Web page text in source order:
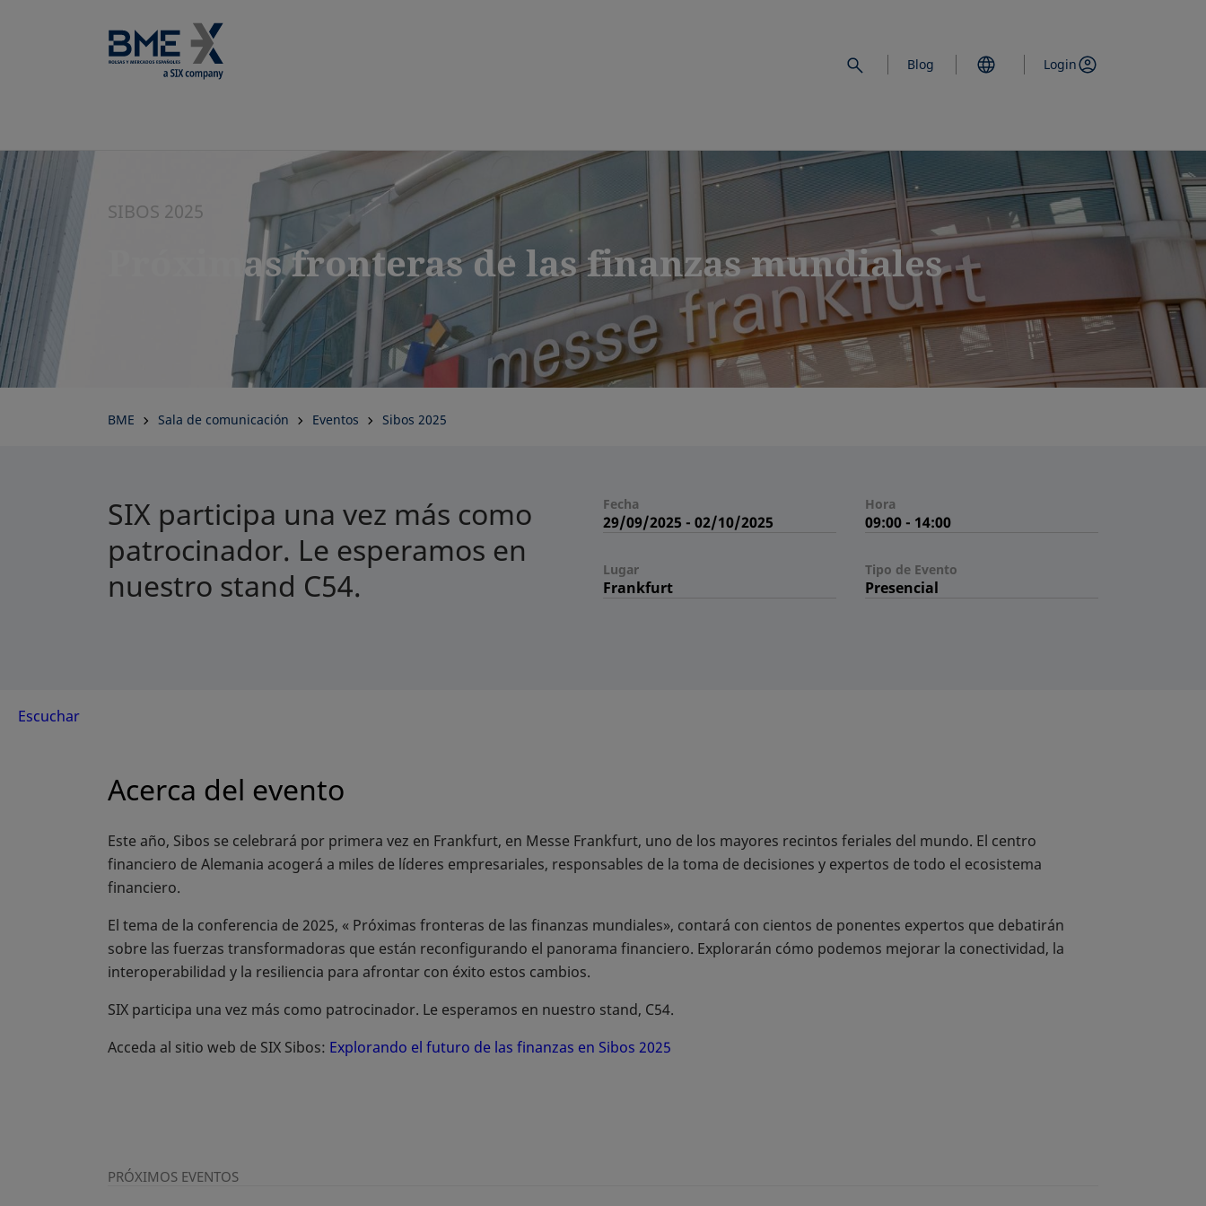
Blog Login
SIBOS 2025
Próximas fronteras de las finanzas mundiales
BME Sala de comunicación Eventos Sibos 2025
SIX participa una vez más como
patrocinador. Le esperamos en
nuestro stand C54.
Fecha
29/09/2025 - 02/10/2025
Hora
09:00 - 14:00
Lugar
Frankfurt
Tipo de Evento
Presencial
Escuchar
Acerca del evento
Este año, Sibos se celebrará por primera vez en Frankfurt, en Messe Frankfurt, uno de los mayores recintos feriales del mundo. El centro
financiero de Alemania acogerá a miles de líderes empresariales, responsables de la toma de decisiones y expertos de todo el ecosistema
financiero.
El tema de la conferencia de 2025, « Próximas fronteras de las finanzas mundiales», contará con cientos de ponentes expertos que debatirán
sobre las fuerzas transformadoras que están reconfigurando el panorama financiero. Explorarán cómo podemos mejorar la conectividad, la
interoperabilidad y la resiliencia para afrontar con éxito estos cambios.
SIX participa una vez más como patrocinador. Le esperamos en nuestro stand, C54.
Acceda al sitio web de SIX Sibos: Explorando el futuro de las finanzas en Sibos 2025
PRÓXIMOS EVENTOS